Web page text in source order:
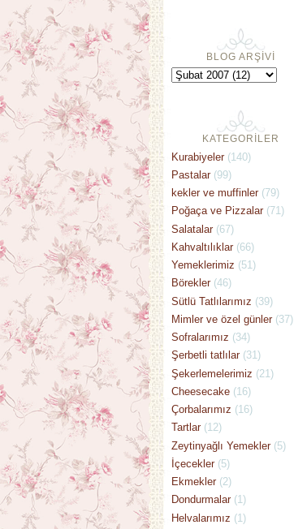
BLOG ARŞİVİ
KATEGORİLER
Kurabiyeler (140)
Pastalar (99)
kekler ve muffinler (79)
Poğaça ve Pizzalar (71)
Salatalar (67)
Kahvaltılıklar (66)
Yemeklerimiz (51)
Börekler (46)
Sütlü Tatlılarımız (39)
Mimler ve özel günler (37)
Sofralarımız (34)
Şerbetli tatlılar (31)
Şekerlemelerimiz (21)
Cheesecake (16)
Çorbalarımız (16)
Tartlar (12)
Zeytinyağlı Yemekler (5)
İçecekler (5)
Ekmekler (2)
Dondurmalar (1)
Helvalarımız (1)